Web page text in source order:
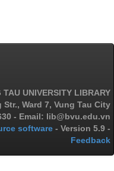
UNIVERSITY LIBRARY
Ward 7, Vung Tau City
- Email: lib@bvu.edu.vn
software - Version 5.9 -
Feedback